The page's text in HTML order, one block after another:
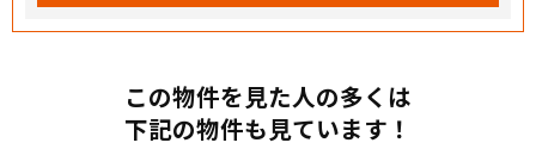
この物件を見た人の多くは
下記の物件も見ています！